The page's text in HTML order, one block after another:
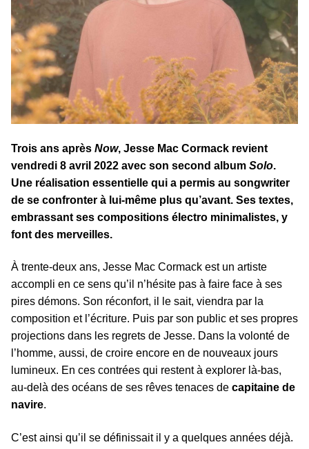
Trois ans après Now, Jesse Mac Cormack revient
vendredi 8 avril 2022 avec son second album Solo.
Une réalisation essentielle qui a permis au songwriter
de se confronter à lui-même plus qu’avant. Ses textes,
embrassant ses compositions électro minimalistes, y
font des merveilles.
À trente-deux ans, Jesse Mac Cormack est un artiste
accompli en ce sens qu’il n’hésite pas à faire face à ses
pires démons. Son réconfort, il le sait, viendra par la
composition et l’écriture. Puis par son public et ses propres
projections dans les regrets de Jesse. Dans la volonté de
l’homme, aussi, de croire encore en de nouveaux jours
lumineux. En ces contrées qui restent à explorer là-bas,
au-delà des océans de ses rêves tenaces de capitaine de
navire.
C’est ainsi qu’il se définissait il y a quelques années déjà.